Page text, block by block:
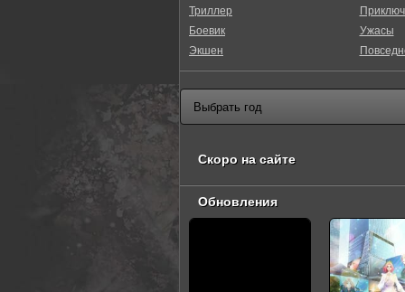
Триллер
Боевик
Экшен
Ужасы
Скоро на сайте
Обновления